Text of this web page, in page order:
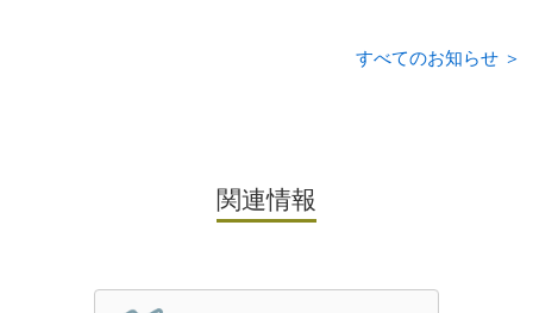
すべてのお知らせ ＞
関連情報